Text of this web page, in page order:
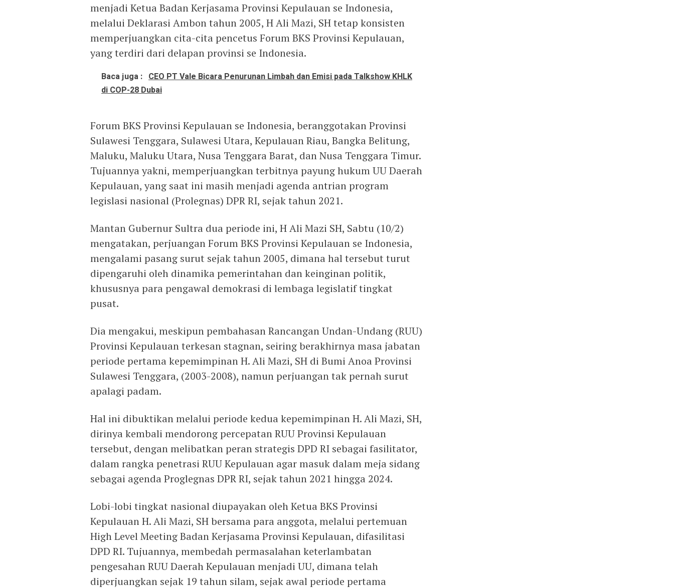
menjadi Ketua Badan Kerjasama Provinsi Kepulauan se Indonesia,
melalui Deklarasi Ambon tahun 2005, H Ali Mazi, SH tetap konsisten
memperjuangkan cita-cita pencetus Forum BKS Provinsi Kepulauan,
yang terdiri dari delapan provinsi se Indonesia.
Baca juga : CEO PT Vale Bicara Penurunan Limbah dan Emisi pada Talkshow KHLK
di COP-28 Dubai
Forum BKS Provinsi Kepulauan se Indonesia, beranggotakan Provinsi
Sulawesi Tenggara, Sulawesi Utara, Kepulauan Riau, Bangka Belitung,
Maluku, Maluku Utara, Nusa Tenggara Barat, dan Nusa Tenggara Timur.
Tujuannya yakni, memperjuangkan terbitnya payung hukum UU Daerah
Kepulauan, yang saat ini masih menjadi agenda antrian program
legislasi nasional (Prolegnas) DPR RI, sejak tahun 2021.
Mantan Gubernur Sultra dua periode ini, H Ali Mazi SH, Sabtu (10/2)
mengatakan, perjuangan Forum BKS Provinsi Kepulauan se Indonesia,
mengalami pasang surut sejak tahun 2005, dimana hal tersebut turut
dipengaruhi oleh dinamika pemerintahan dan keinginan politik,
khususnya para pengawal demokrasi di lembaga legislatif tingkat
pusat.
Dia mengakui, meskipun pembahasan Rancangan Undan-Undang (RUU)
Provinsi Kepulauan terkesan stagnan, seiring berakhirnya masa jabatan
periode pertama kepemimpinan H. Ali Mazi, SH di Bumi Anoa Provinsi
Sulawesi Tenggara, (2003-2008), namun perjuangan tak pernah surut
apalagi padam.
Hal ini dibuktikan melalui periode kedua kepemimpinan H. Ali Mazi, SH,
dirinya kembali mendorong percepatan RUU Provinsi Kepulauan
tersebut, dengan melibatkan peran strategis DPD RI sebagai fasilitator,
dalam rangka penetrasi RUU Kepulauan agar masuk dalam meja sidang
sebagai agenda Proglegnas DPR RI, sejak tahun 2021 hingga 2024.
Lobi-lobi tingkat nasional diupayakan oleh Ketua BKS Provinsi
Kepulauan H. Ali Mazi, SH bersama para anggota, melalui pertemuan
High Level Meeting Badan Kerjasama Provinsi Kepulauan, difasilitasi
DPD RI. Tujuannya, membedah permasalahan keterlambatan
pengesahan RUU Daerah Kepulauan menjadi UU, dimana telah
diperjuangkan sejak 19 tahun silam, sejak awal periode pertama